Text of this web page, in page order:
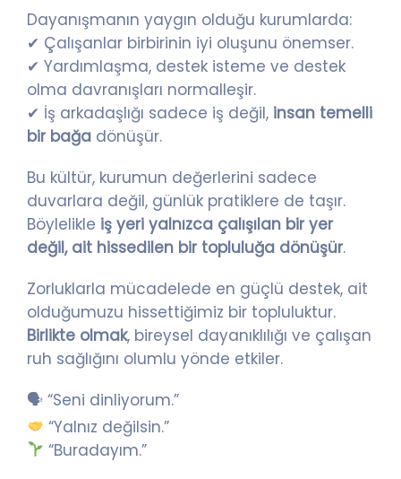
Dayanışmanın yaygın olduğu kurumlarda:
✔ Çalışanlar birbirinin iyi oluşunu önemser.
✔ Yardımlaşma, destek isteme ve destek
olma davranışları normalleşir.
✔ İş arkadaşlığı sadece iş değil, insan temelli
bir bağa dönüşür.
Bu kültür, kurumun değerlerini sadece
duvarlara değil, günlük pratiklere de taşır.
Böylelikle iş yeri yalnızca çalışılan bir yer
değil, ait hissedilen bir topluluğa dönüşür.
Zorluklarla mücadelede en güçlü destek, ait
olduğumuzu hissettiğimiz bir topluluktur.
Birlikte olmak, bireysel dayanıklılığı ve çalışan
ruh sağlığını olumlu yönde etkiler.
🗣 “Seni dinliyorum.”
“Yalnız değilsin.”
“Buradayım.”